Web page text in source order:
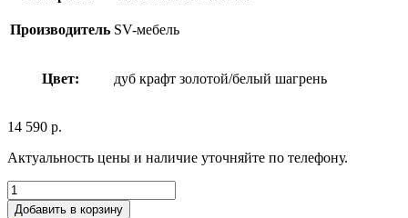
Производитель SV-мебель
Цвет: дуб крафт золотой/белый шагрень
14 590 р.
Актуальность цены и наличие уточняйте по телефону.
Добавить в корзину